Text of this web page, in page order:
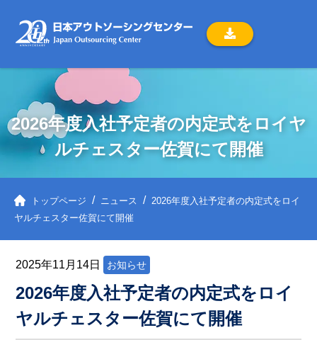
2026年度入社予定者の内定式をロイヤ
ルチェスター佐賀にて開催
トップページ ニュース
2026年度入社予定者の内定式をロイ
ヤルチェスター佐賀にて開催
2025年11 月 14日 お知らせ
2026年度入社予定者の内定式をロイ
ヤルチェスター佐賀にて開催